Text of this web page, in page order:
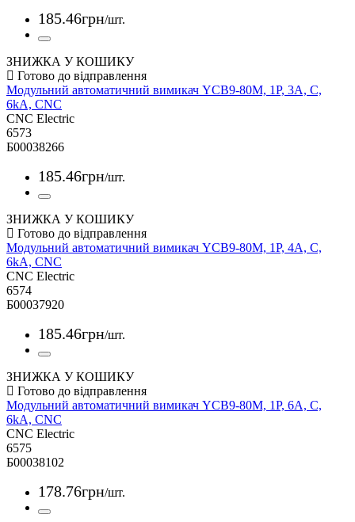
185.46грн/шт.
ЗНИЖКА У КОШИКУ
Модульний автоматичний вимикач YCB9-80M, 1Р, 3А, С,
6kА, CNC
CNC Electric
6573
Б00038266
185.46грн/шт.
ЗНИЖКА У КОШИКУ
Модульний автоматичний вимикач YCB9-80M, 1Р, 4А, С,
6kА, CNC
CNC Electric
6574
Б00037920
185.46грн/шт.
ЗНИЖКА У КОШИКУ
Модульний автоматичний вимикач YCB9-80M, 1Р, 6А, С,
6kА, CNC
CNC Electric
6575
Б00038102
178.76грн/шт.